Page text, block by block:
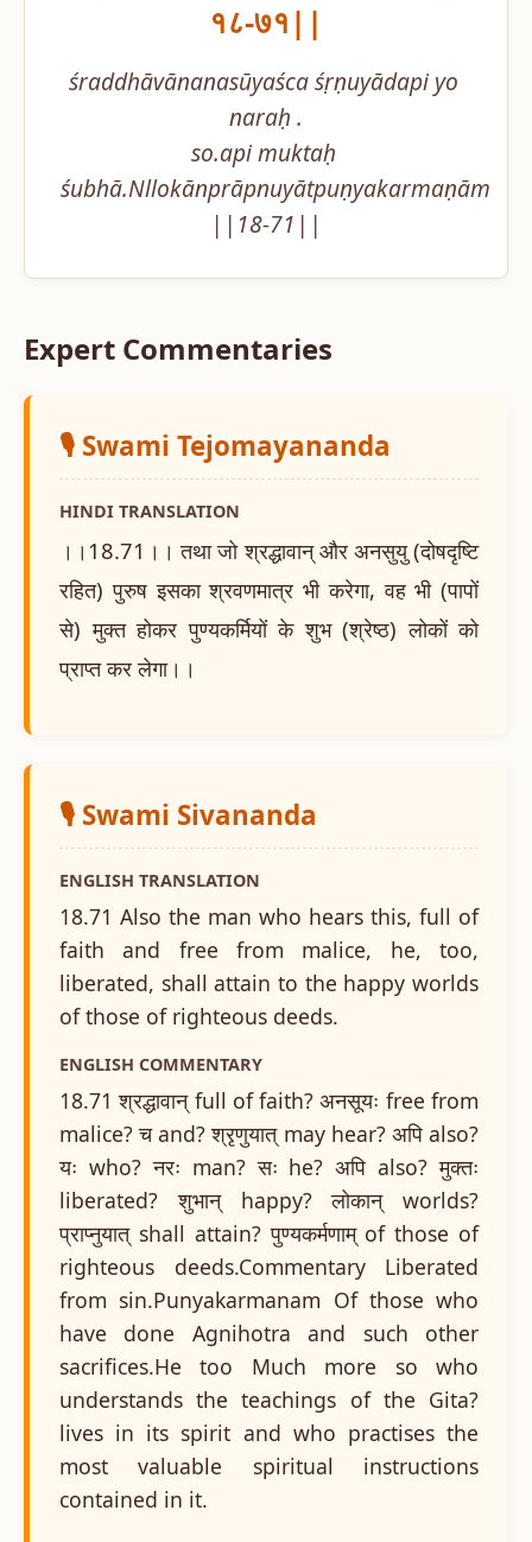
१८-७१||
śraddhāvānanasūyaśca śṛṇuyādapi yo
naraḥ .
so.api muktaḥ
śubhā.Nllokānprāpnuyātpuṇyakarmaṇām
||18-71||
Expert Commentaries
🎙️ Swami Tejomayananda
HINDI TRANSLATION
।।18.71।। तथा जो श्रद्धावान् और अनसुयु (दोषदृष्टि
रहित) पुरुष इसका श्रवणमात्र भी करेगा, वह भी (पापों
से) मुक्त होकर पुण्यकर्मियों के शुभ (श्रेष्ठ) लोकों को
प्राप्त कर लेगा।।
🎙️ Swami Sivananda
ENGLISH TRANSLATION
18.71 Also the man who hears this, full of
faith and free from malice, he, too,
liberated, shall attain to the happy worlds
of those of righteous deeds.
ENGLISH COMMENTARY
18.71 श्रद्धावान् full of faith? अनसूयः free from
malice? च and? श्रृणुयात् may hear? अपि also?
यः who? नरः man? सः he? अपि also? मुक्तः
liberated? शुभान् happy? लोकान् worlds?
प्राप्नुयात् shall attain? पुण्यकर्मणाम् of those of
righteous deeds.Commentary Liberated
from sin.Punyakarmanam Of those who
have done Agnihotra and such other
sacrifices.He too Much more so who
understands the teachings of the Gita?
lives in its spirit and who practises the
most valuable spiritual instructions
contained in it.